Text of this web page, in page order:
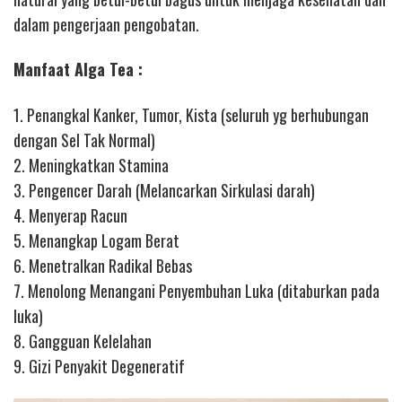
dalam pengerjaan pengobatan.
Manfaat Alga Tea :
1. Penangkal Kanker, Tumor, Kista (seluruh yg berhubungan
dengan Sel Tak Normal)
2. Meningkatkan Stamina
3. Pengencer Darah (Melancarkan Sirkulasi darah)
4. Menyerap Racun
5. Menangkap Logam Berat
6. Menetralkan Radikal Bebas
7. Menolong Menangani Penyembuhan Luka (ditaburkan pada
luka)
8. Gangguan Kelelahan
9. Gizi Penyakit Degeneratif